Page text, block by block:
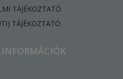
TÁJÉKOZTATÓ
TÁJÉKOZTATÓ